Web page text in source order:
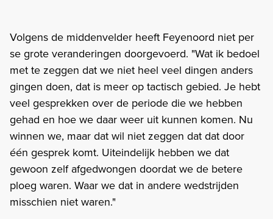
Volgens de middenvelder heeft Feyenoord niet per
se grote veranderingen doorgevoerd. "Wat ik bedoel
met te zeggen dat we niet heel veel dingen anders
gingen doen, dat is meer op tactisch gebied. Je hebt
veel gesprekken over de periode die we hebben
gehad en hoe we daar weer uit kunnen komen. Nu
winnen we, maar dat wil niet zeggen dat dat door
één gesprek komt. Uiteindelijk hebben we dat
gewoon zelf afgedwongen doordat we de betere
ploeg waren. Waar we dat in andere wedstrijden
misschien niet waren."